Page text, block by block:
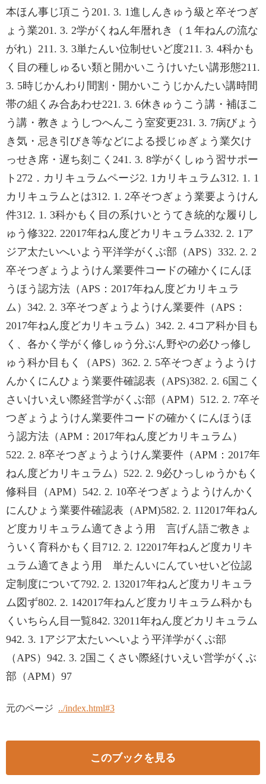
本ほん事じ項こう201. 3. 1進しんきゅう級と卒そつぎ
ょう業201. 3. 2学がくねん年暦れき（１年ねんの流な
がれ）211. 3. 3単たんい位制せいど度211. 3. 4科かも
く目の種しゅるい類と開かいこうけいたい講形態211.
3. 5時じかんわり間割・開かいこうじかんたい講時間
帯の組くみ合あわせ221. 3. 6休きゅうこう講・補ほこ
う講・教きょうしつへんこう室変更231. 3. 7病びょう
き気・忌き引びき等などによる授じゅぎょう業欠け
っせき席・遅ち刻こく241. 3. 8学がくしゅう習サポー
ト272．カリキュラムページ2. 1カリキュラム312. 1. 1
カリキュラムとは312. 1. 2卒そつぎょう業要ようけん
件312. 1. 3科かもく目の系けいとうてき統的な履りし
ゅう修322. 22017年ねん度どカリキュラム332. 2. 1ア
ジア太たいへいよう平洋学がくぶ部（APS）332. 2. 2
卒そつぎょうようけん業要件コードの確かくにんほ
うほう認方法（APS：2017年ねん度どカリキュラ
ム）342. 2. 3卒そつぎょうようけん業要件（APS：
2017年ねん度どカリキュラム）342. 2. 4コア科か目も
く、各かく学がく修しゅう分ぶん野やの必ひっ修し
ゅう科か目もく（APS）362. 2. 5卒そつぎょうようけ
んかくにんひょう業要件確認表（APS)382. 2. 6国こく
さいけいえい際経営学がくぶ部（APM）512. 2. 7卒そ
つぎょうようけん業要件コードの確かくにんほうほ
う認方法（APM：2017年ねん度どカリキュラム）
522. 2. 8卒そつぎょうようけん業要件（APM：2017年
ねん度どカリキュラム）522. 2. 9必ひっしゅうかもく
修科目（APM）542. 2. 10卒そつぎょうようけんかく
にんひょう業要件確認表（APM)582. 2. 112017年ねん
ど度カリキュラム適てきよう用 言げん語ご教きょ
ういく育科かもく目712. 2. 122017年ねんど度カリキ
ュラム適てきよう用 単たんいにんていせいど位認
定制度について792. 2. 132017年ねんど度カリキュラ
ム図ず802. 2. 142017年ねんど度カリキュラム科かも
くいちらん目一覧842. 32011年ねん度どカリキュラム
942. 3. 1アジア太たいへいよう平洋学がくぶ部
（APS）942. 3. 2国こくさい際経けいえい営学がくぶ
部（APM）97
元のページ ../index.html#3
このブックを見る